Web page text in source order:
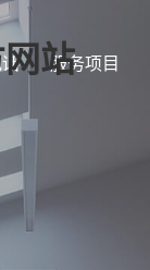
站
服务项目